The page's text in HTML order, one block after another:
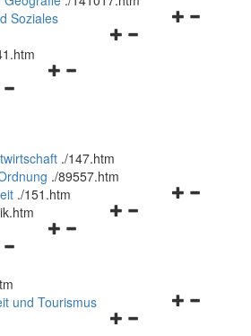
schließen
Navigationsmenü
Soziales
Navigationsmenü
./147.htm
./89557.htm
Navigationsmenü
./151.htm
Navigationsmenü
Navigationsmenü
und Tourismus